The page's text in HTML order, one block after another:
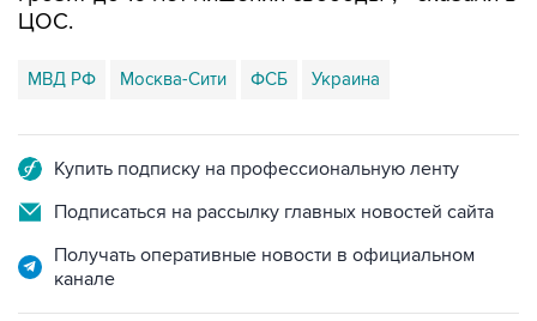
ЦОС.
МВД РФ Москва-Сити ФСБ Украина
Купить подписку на профессиональную ленту
Подписаться на рассылку главных новостей сайта
Получать оперативные новости в официальном
канале